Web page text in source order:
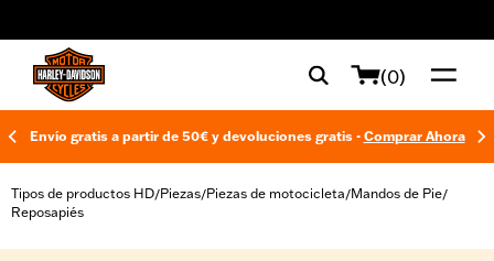
(0)
Envío gratis a partir de 50€ y devoluciones gratis - Comprar Ahora
Tipos de productos HD/Piezas/Piezas de motocicleta/Mandos de Pie/
Reposapiés